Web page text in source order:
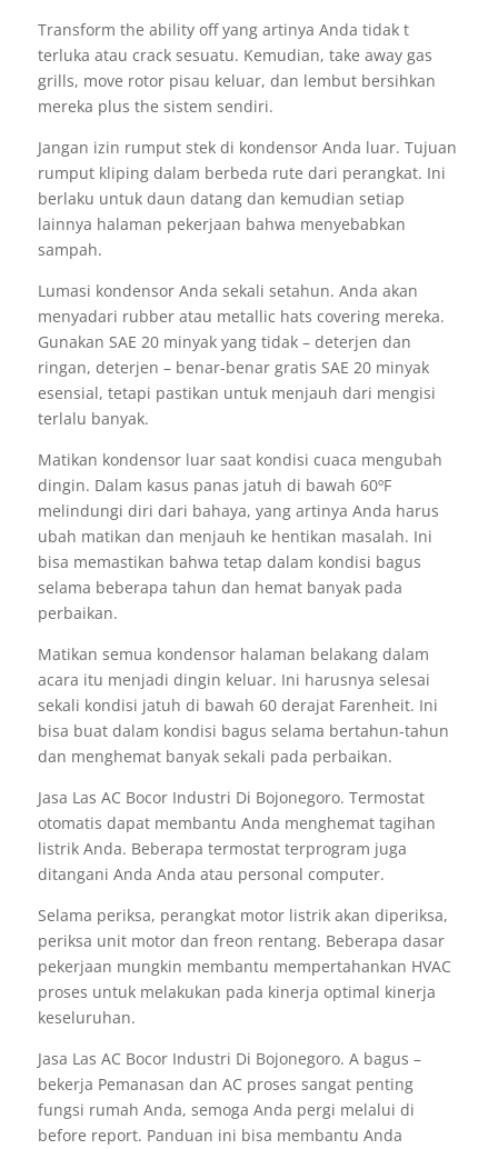
Transform the ability off yang artinya Anda tidak t
terluka atau crack sesuatu. Kemudian, take away gas
grills, move rotor pisau keluar, dan lembut bersihkan
mereka plus the sistem sendiri.
Jangan izin rumput stek di kondensor Anda luar. Tujuan
rumput kliping dalam berbeda rute dari perangkat. Ini
berlaku untuk daun datang dan kemudian setiap
lainnya halaman pekerjaan bahwa menyebabkan
sampah.
Lumasi kondensor Anda sekali setahun. Anda akan
menyadari rubber atau metallic hats covering mereka.
Gunakan SAE 20 minyak yang tidak – deterjen dan
ringan, deterjen – benar-benar gratis SAE 20 minyak
esensial, tetapi pastikan untuk menjauh dari mengisi
terlalu banyak.
Matikan kondensor luar saat kondisi cuaca mengubah
dingin. Dalam kasus panas jatuh di bawah 60ºF
melindungi diri dari bahaya, yang artinya Anda harus
ubah matikan dan menjauh ke hentikan masalah. Ini
bisa memastikan bahwa tetap dalam kondisi bagus
selama beberapa tahun dan hemat banyak pada
perbaikan.
Matikan semua kondensor halaman belakang dalam
acara itu menjadi dingin keluar. Ini harusnya selesai
sekali kondisi jatuh di bawah 60 derajat Farenheit. Ini
bisa buat dalam kondisi bagus selama bertahun-tahun
dan menghemat banyak sekali pada perbaikan.
Jasa Las AC Bocor Industri Di Bojonegoro. Termostat
otomatis dapat membantu Anda menghemat tagihan
listrik Anda. Beberapa termostat terprogram juga
ditangani Anda Anda atau personal computer.
Selama periksa, perangkat motor listrik akan diperiksa,
periksa unit motor dan freon rentang. Beberapa dasar
pekerjaan mungkin membantu mempertahankan HVAC
proses untuk melakukan pada kinerja optimal kinerja
keseluruhan.
Jasa Las AC Bocor Industri Di Bojonegoro. A bagus –
bekerja Pemanasan dan AC proses sangat penting
fungsi rumah Anda, semoga Anda pergi melalui di
before report. Panduan ini bisa membantu Anda